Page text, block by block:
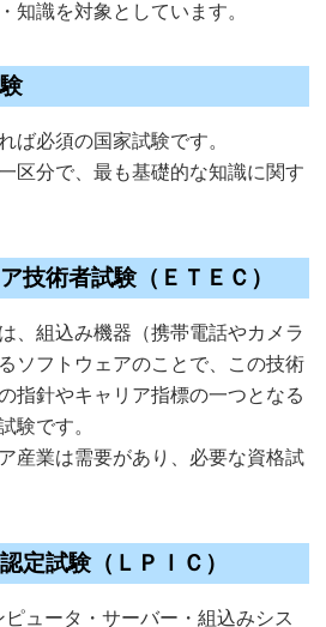
知識を対象としています。
ば必須の国家試験です。
区分で、最も基礎的な知識に関す
技術者試験（ＥＴＥＣ）
、組込み機器（携帯電話やカメラ
ソフトウェアのことで、この技術
指針やキャリア指標の一つとなる
験です。
産業は需要があり、必要な資格試
定試験（ＬＰＩＣ）
ュータ・サーバー・組込みシス